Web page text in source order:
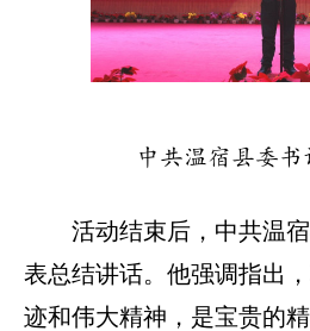
中共温宿县委
活动结束后，中共温
表总结讲话。他强调指出
迹和伟大精神，是宝贵的